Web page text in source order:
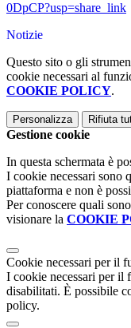
0DpCP?usp=share_link
Notizie
Questo sito o gli
cookie necessari al
COOKIE POLICY.
Personalizza Rifiuta
Gestione cookie
In questa schermata è
I cookie necessari sono
piattaforma e non è
Per conoscere quali
visionare la COOKIE
Cookie necessari per il
I cookie necessari per il
disabilitati. È possibile
policy.